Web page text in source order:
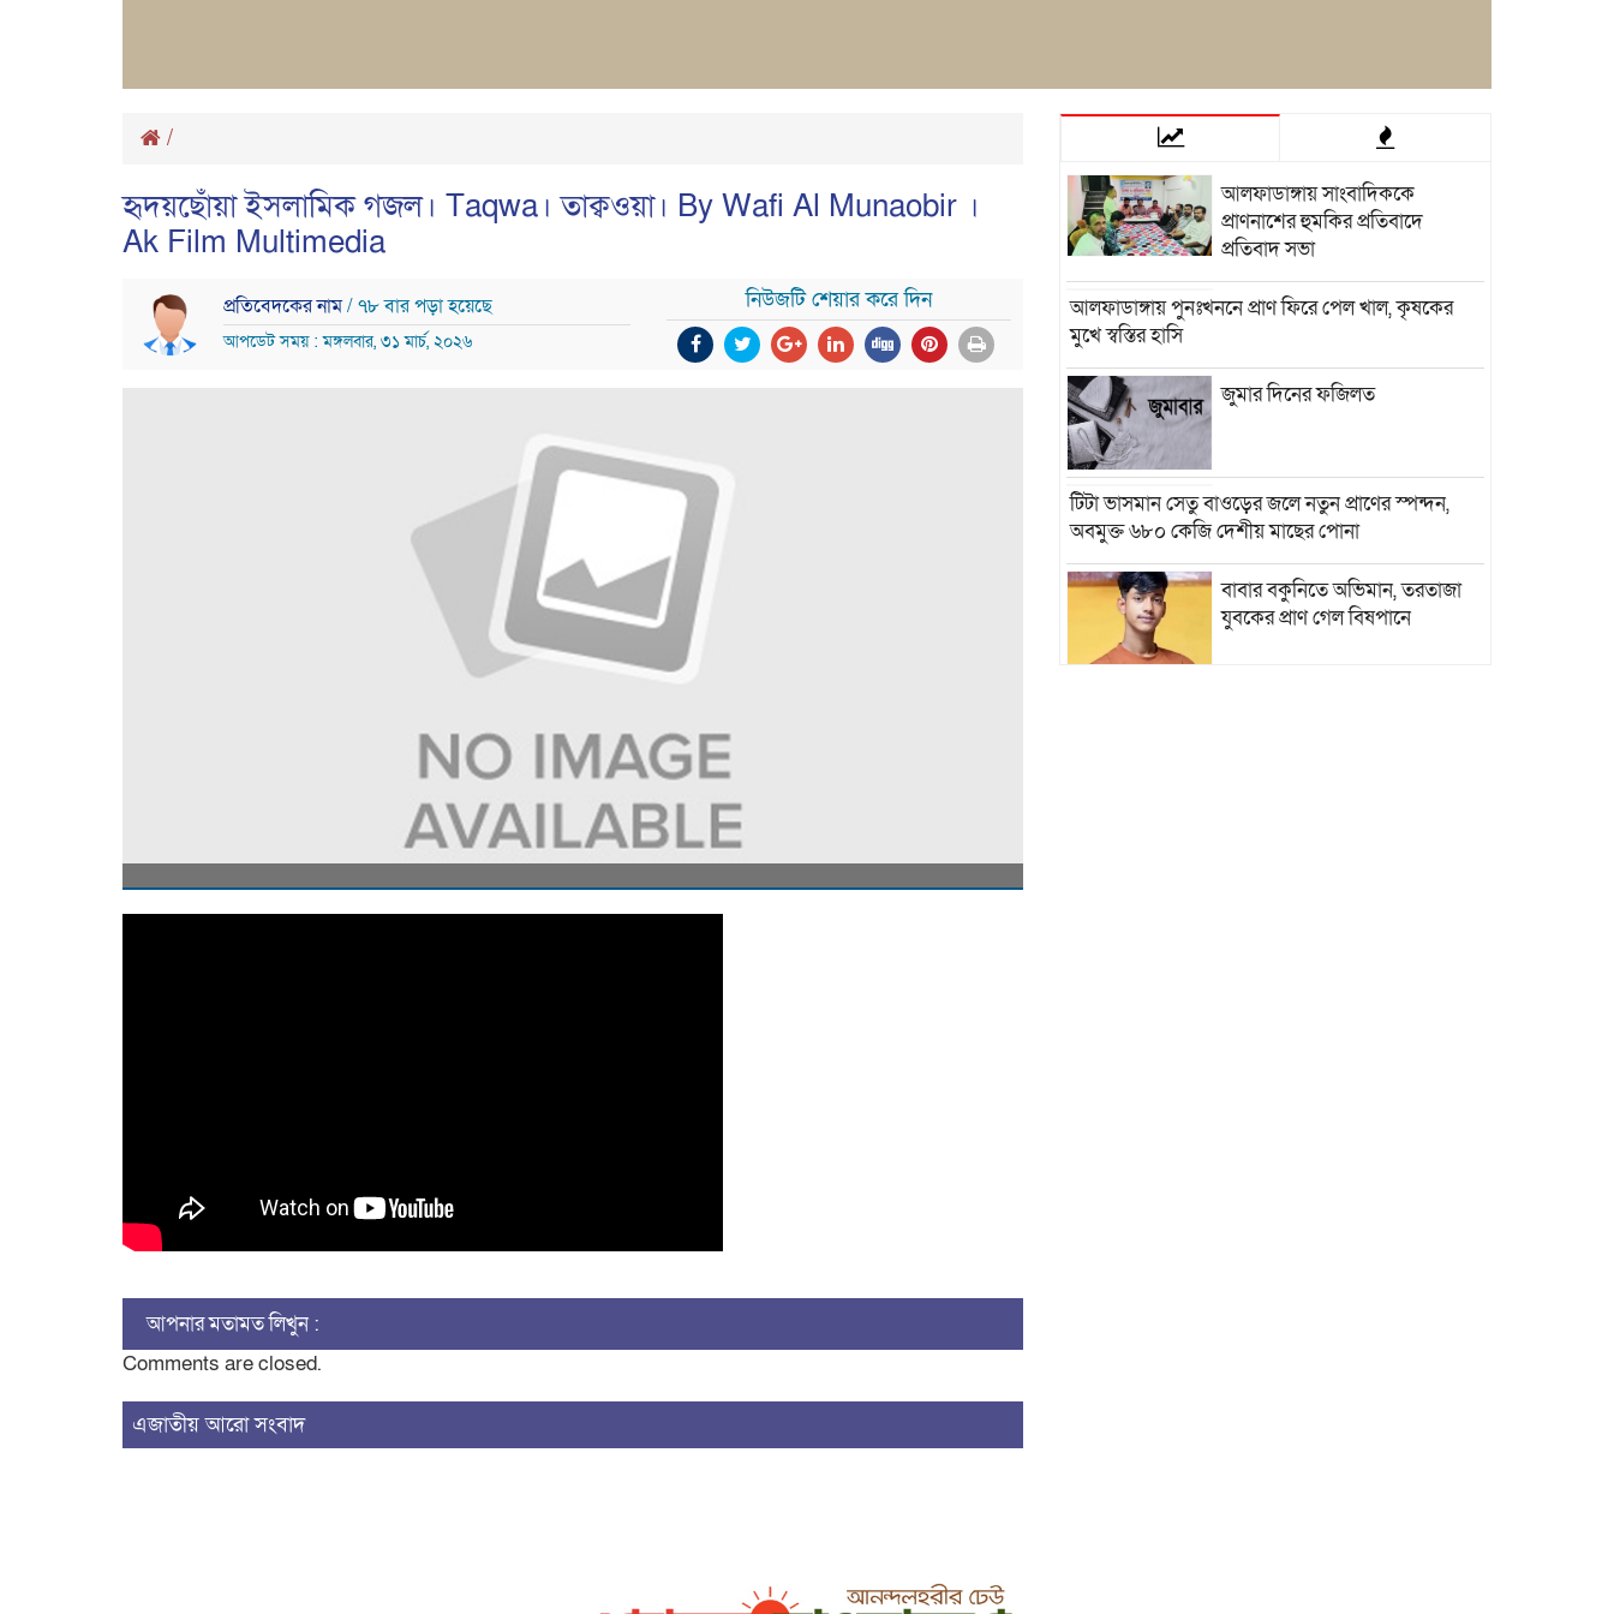
/
হৃদয়ছোঁয়া ইসলামিক গজল। Taqwa। তাক্বওয়া। By Wafi Al Munaobir ।
Ak Film Multimedia
প্রতিবেদকের নাম/ ৭৮ বার পড়া হয়েছে
আপডেট সময় : মঙ্গলবার, ৩১ মার্চ, ২০২৬
নিউজটি শেয়ার করে দিন
আপনার মতামত লিখুন :
Comments are closed.
এজাতীয় আরো সংবাদ
আলফাডাঙ্গায় সাংবাদিককে
প্রাণনাশের হুমকির প্রতিবাদে
প্রতিবাদ সভা
আলফাডাঙ্গায় পুনঃখননে প্রাণ ফিরে পেল খাল, কৃষকের
মুখে স্বস্তির হাসি
জুমার দিনের ফজিলত
টিটা ভাসমান সেতু বাওড়ের জলে নতুন প্রাণের স্পন্দন,
অবমুক্ত ৬৮০ কেজি দেশীয় মাছের পোনা
বাবার বকুনিতে অভিমান, তরতাজা
যুবকের প্রাণ গেল বিষপানে